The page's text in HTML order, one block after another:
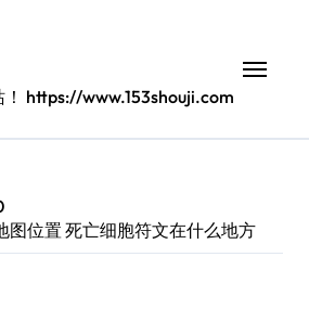
https://www.153shouji.com
图位置 死亡细胞符文在什么地方